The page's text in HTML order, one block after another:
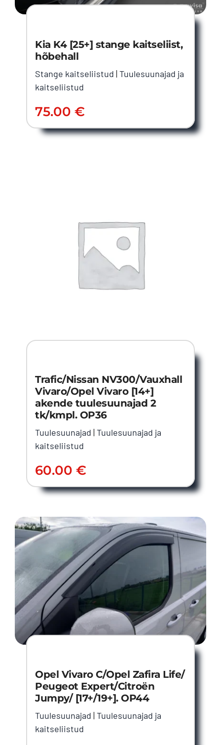
Kia K4 [25+] stange kaitseliist,
hõbehall
Stange kaitseliistud |Tuulesuunajad ja
kaitseliistud
75.00€
Trafic/Nissan NV300/Vauxhall
Vivaro/Opel Vivaro [14+]
akende tuulesuunajad 2
tk/kmpl. OP36
Tuulesuunajad |Tuulesuunajad ja
kaitseliistud
60.00€
Opel Vivaro C/Opel Zafira Life/
Peugeot Expert/Citroën
Jumpy/ [17+/19+]. OP44
Tuulesuunajad |Tuulesuunajad ja
kaitseliistud